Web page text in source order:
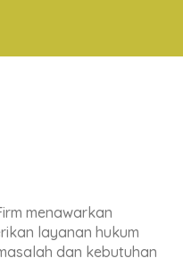
menawarkan
layanan hukum
dan kebutuhan